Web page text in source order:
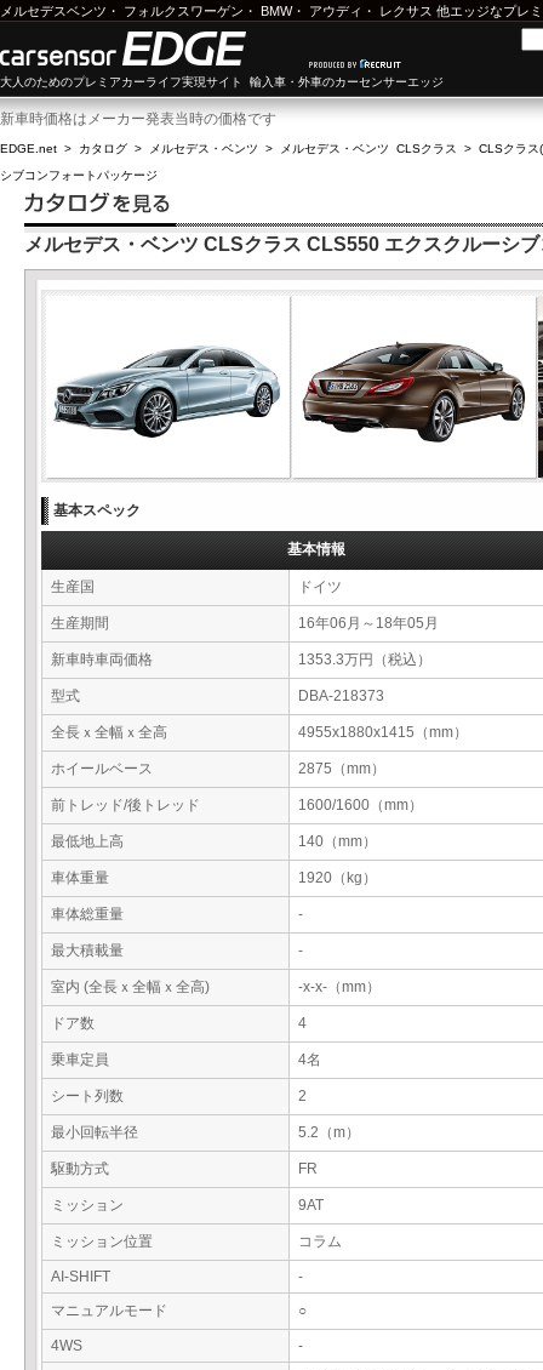
メルセデスベンツ ・ フォルクスワーゲン ・ BMW・ アウディ ・ レクサス 他エッジなプレ
大人のためのプレミアカーライフ実現サイト 輸入車・外車のカーセンサーエッジ
新車時価格はメーカー発表当時の価格です
EDGE.net > カタログ > メルセデス・ベンツ > メルセデス・ベンツ CLSクラス > CLSクラス
シブコンフォートパッケージ
メルセデス・ベンツ CLSクラス CLS550 エクスクルーシ
基本スペック
基本情報
生産国 ドイツ
生産期間 16年06月～18年05月
新車時車両価格 1353.3万円（税込）
型式 DBA-218373
全長ｘ全幅ｘ全高 4955x1880x1415（mm）
ホイールベース 2875（mm）
前トレッド/後トレッド 1600/1600（mm）
最低地上高 140（mm）
車体重量 1920（kg）
車体総重量 -
最大積載量 -
室内 (全長ｘ全幅ｘ全高) -x-x-（mm）
ドア数 4
乗車定員 4名
シート列数 2
最小回転半径 5.2（m）
駆動方式 FR
ミッション 9AT
ミッション位置 コラム
AI-SHIFT
-
マニュアルモード
○
4WS -